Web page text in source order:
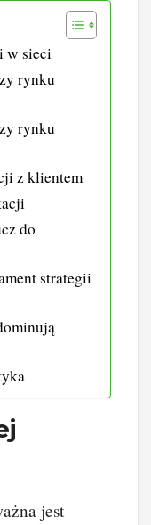
w sieci
rynku
rynku
z klientem
do
strategii
jest